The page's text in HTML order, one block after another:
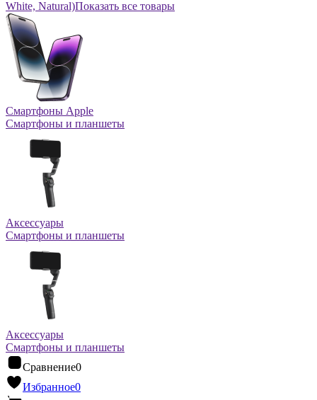
White, Natural)Показать все товары
Смартфоны Apple
Смартфоны и планшеты
Аксессуары
Смартфоны и планшеты
Аксессуары
Смартфоны и планшеты
Сравнение0
Избранное0